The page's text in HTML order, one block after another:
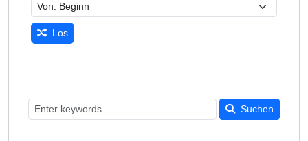
Los
Suchen